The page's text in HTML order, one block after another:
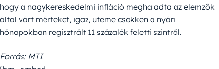
hogy a nagykereskedelmi infláció meghaladta az elemzők
által várt mértéket, igaz, üteme csökken a nyári
hónapokban regisztrált 11 százalék feletti szintről.
Forrás: MTI